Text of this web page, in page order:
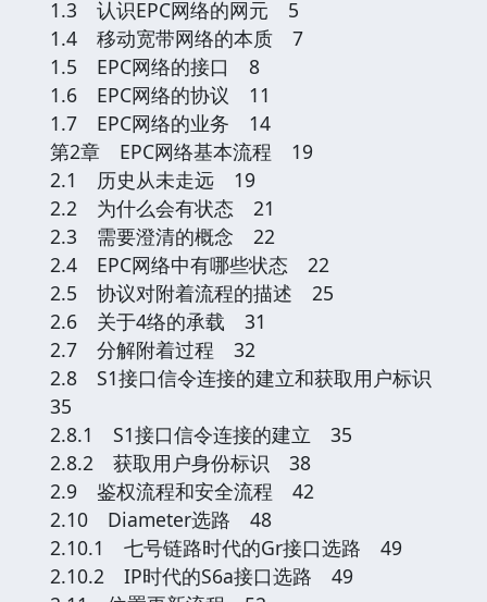
1.3 认识EPC网络的网元 5
1.4 移动宽带网络的本质 7
1.5 EPC网络的接口 8
1.6 EPC网络的协议 11
1.7 EPC网络的业务 14
第2章 EPC网络基本流程 19
2.1 历史从未走远 19
2.2 为什么会有状态 21
2.3 需要澄清的概念 22
2.4 EPC网络中有哪些状态 22
2.5 协议对附着流程的描述 25
2.6 关于4络的承载 31
2.7 分解附着过程 32
2.8 S1接口信令连接的建立和获取用户标识
35
2.8.1 S1接口信令连接的建立 35
2.8.2 获取用户身份标识 38
2.9 鉴权流程和安全流程 42
2.10 Diameter选路 48
2.10.1 七号链路时代的Gr接口选路 49
2.10.2 IP时代的S6a接口选路 49